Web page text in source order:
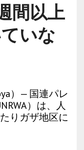
間以上
いな
）— 国連パレ
）は、人
りガザ地区に